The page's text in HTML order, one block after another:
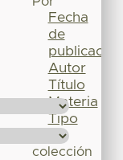
Fecha
de
publicación
Autor
Título
Materia
Tipo
colección